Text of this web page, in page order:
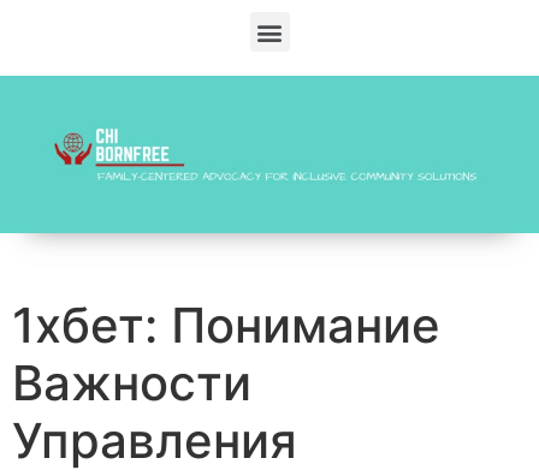
1хбет: Понимание
Важности
Управления